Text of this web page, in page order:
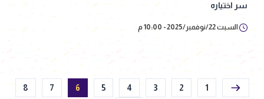
سر اختياره
السبت 22/نوفمبر/2025 - 10:00 م
1
2
3
4
5
6
7
8